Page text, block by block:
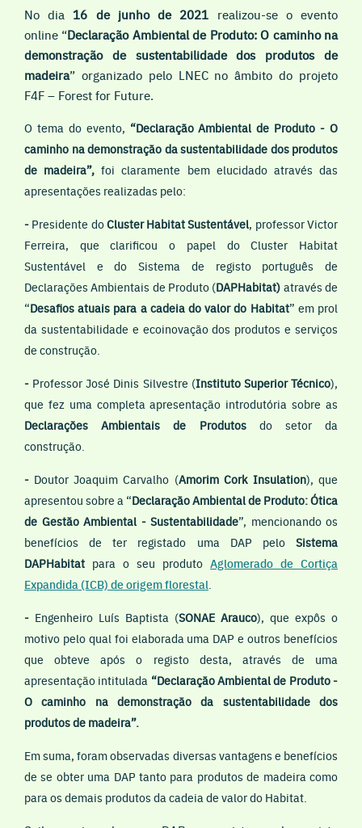
No dia16 de junho de 2021 realizou-se o evento
online “Declaração Ambiental de Produto: O caminho na
demonstração de sustentabilidade dos produtos de
madeira” organizado pelo LNEC no âmbito do projeto
F4F – Forest for Future.
O tema do evento, “Declaração Ambiental de Produto - O
caminho na demonstração da sustentabilidade dos produtos
de madeira”,foi claramente bem elucidado através das
apresentações realizadas pelo:
- Presidente doCluster Habitat Sustentável, professor Victor
Ferreira, que clarificou o papel do Cluster Habitat
Sustentável e do Sistema de registo português de
Declarações Ambientais de Produto (DAPHabitat) através de
“Desafios atuais para a cadeia do valor do Habitat” em prol
da sustentabilidade e ecoinovação dos produtos e serviços
de construção.
- Professor José Dinis Silvestre (Instituto Superior Técnico),
que fez uma completa apresentação introdutória sobre as
Declarações
Ambientais de Produtosdo setor da
construção.
- Doutor Joaquim Carvalho (Amorim Cork Insulation), que
apresentou sobre a “DeclaraçãoAmbiental de Produto: Ótica
de Gestão Ambiental - Sustentabilidade”, mencionando os
benefícios de ter registado uma DAP pelo Sistema
DAPHabitat para o seu produto Aglomerado de Cortiça
Expandida (ICB) de origem florestal
- Engenheiro Luís Baptista (SONAE Arauco), que expôs o
motivo pelo qual foi elaborada uma DAP e outros benefícios
que obteve após o registo desta, através de uma
apresentação intitulada “DeclaraçãoAmbiental de Produto -
O caminho na demonstração da sustentabilidade dos
produtos de madeira”.
Em suma, foram observadas diversas vantagens e benefícios
de se obter uma DAP tanto para produtos de madeira como
para os demais produtos da cadeia de valor do Habitat.